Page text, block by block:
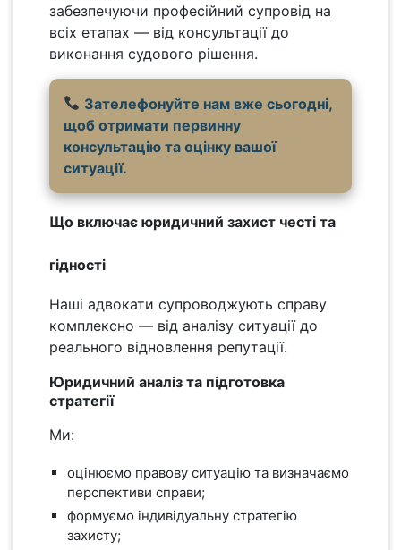
забезпечуючи професійний супровід на
всіх етапах — від консультації до
виконання судового рішення.
Зателефонуйте нам вже сьогодні,
щоб отримати первинну
консультацію та оцінку вашої
ситуації.
Що включає юридичний захист честі та
гідності
Наші адвокати супроводжують справу
комплексно — від аналізу ситуації до
реального відновлення репутації.
Юридичний аналіз та підготовка
стратегії
Ми:
оцінюємо правову ситуацію та визначаємо
перспективи справи;
формуємо індивідуальну стратегію
захисту;